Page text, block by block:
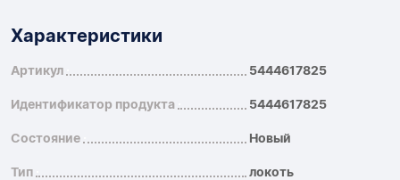
Характеристики
Артикул 5444617825
Идентификатор продукта 5444617825
Состояние Новый
Тип локоть